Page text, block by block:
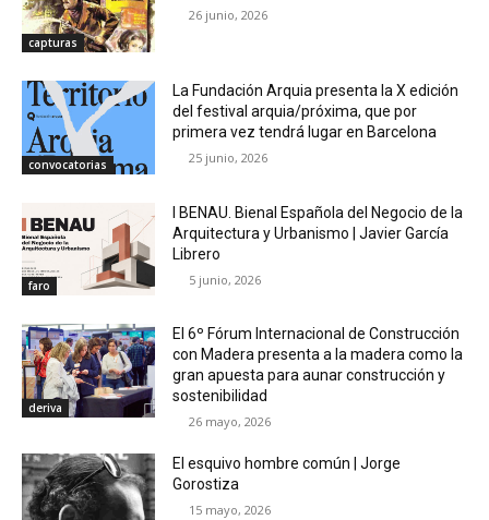
capturas
26 junio, 2026
convocatorias
La Fundación Arquia presenta la X edición
del festival arquia/próxima, que por
primera vez tendrá lugar en Barcelona
25 junio, 2026
faro
I BENAU. Bienal Española del Negocio de la
Arquitectura y Urbanismo | Javier García
Librero
5 junio, 2026
deriva
El 6º Fórum Internacional de Construcción
con Madera presenta a la madera como la
gran apuesta para aunar construcción y
sostenibilidad
26 mayo, 2026
El esquivo hombre común | Jorge
Gorostiza
15 mayo, 2026